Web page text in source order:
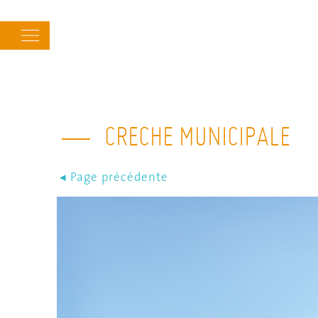
Main
navigation
CRECHE MUNICIPALE